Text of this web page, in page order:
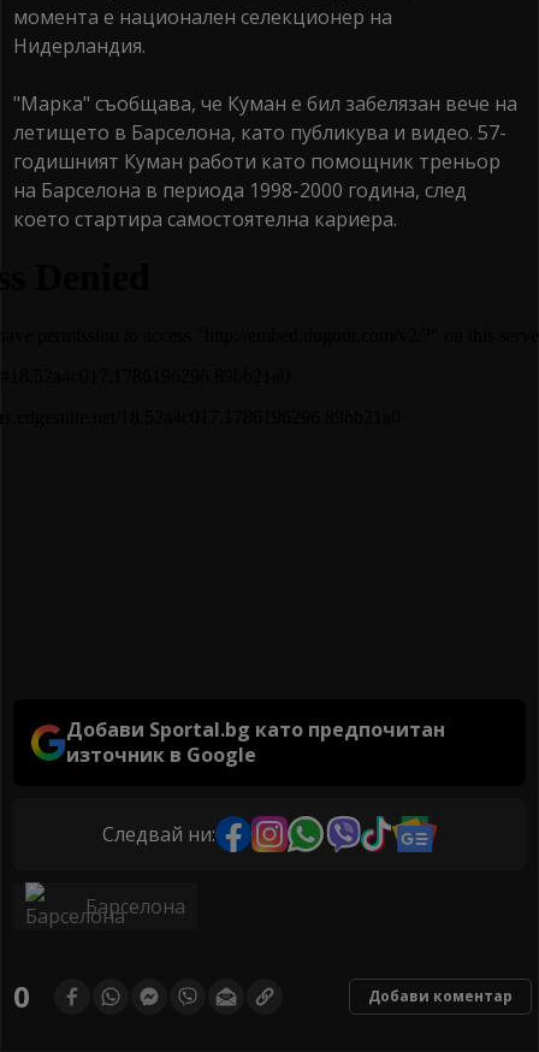
момента е национален селекционер на
Нидерландия.
"Марка" съобщава, че Куман е бил забелязан вече на
летището в Барселона, като публикува и видео. 57-
годишният Куман работи като помощник треньор
на Барселона в периода 1998-2000 година, след
което стартира самостоятелна кариера.
Добави Sportal.bg като предпочитан
източник в Google
Следвай ни:
Барселона
0 Добави коментар